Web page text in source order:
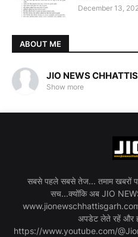
December 13,
ABOUT ME
JIO NEWS
Show more
सबसे पहले सबसे तेज... तमाम खबरों
सच...क्योंकि अब JIO
www.jionewschhattisgarh.com
अपडेट लेते रहें और
https://www.youtube.com/